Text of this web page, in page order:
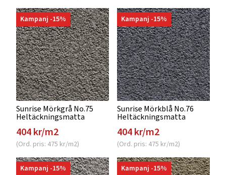
Kampanj -15%
Sunrise Mörkgrå No.75
Heltäckningsmatta
404 kr/m2
(Ord. pris: 475 kr/m2)
Kampanj -15%
Sunrise Mörkblå No.76
Heltäckningsmatta
404 kr/m2
(Ord. pris: 475 kr/m2)
Kampanj -15% Kampanj -15%